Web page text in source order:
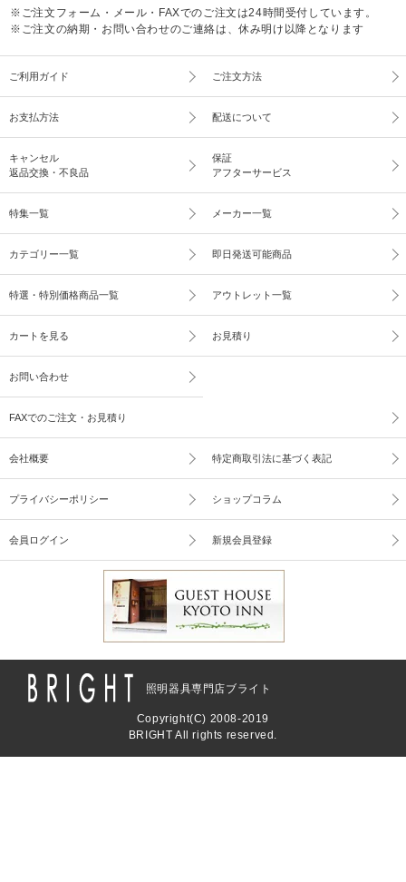
※ご注文フォーム・メール・FAXでのご注文は24時間受付しています。
※ご注文の納期・お問い合わせのご連絡は、休み明け以降となります
ご利用ガイド ご注文方法
お支払方法 配送について
キャンセル
返品交換・不良品
保証
アフターサービス
特集一覧 メーカー一覧
カテゴリー一覧 即日発送可能商品
特選・特別価格商品一覧 アウトレット一覧
カートを見る お見積り
お問い合わせ
FAXでのご注文・お見積り
会社概要 特定商取引法に基づく表記
プライバシーポリシー ショップコラム
会員ログイン 新規会員登録
照明器具専門店ブライト
Copyright(C) 2008-2019
BRIGHT All rights reserved.